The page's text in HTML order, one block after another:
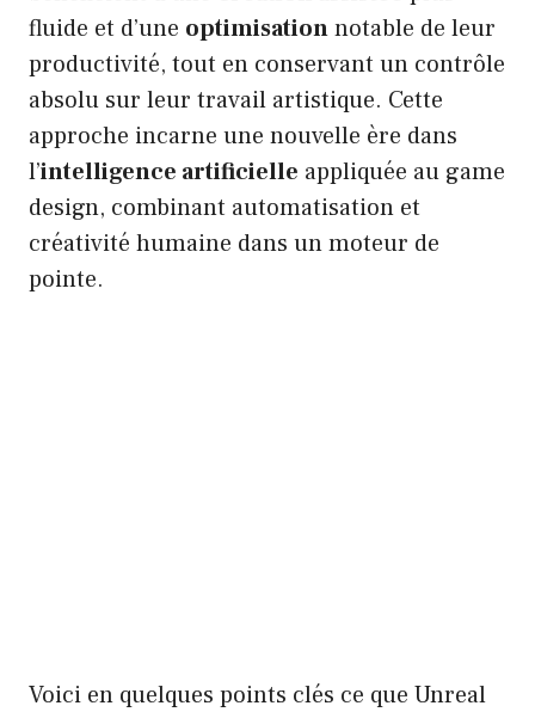
fluide et d’une optimisationnotable de leur
productivité, tout en conservant un contrôle
absolu sur leur travail artistique. Cette
approche incarne une nouvelle ère dans
l’intelligence artificielle appliquée au game
design, combinant automatisation et
créativité humaine dans un moteur de
pointe.
Voici en quelques points clés ce que Unreal